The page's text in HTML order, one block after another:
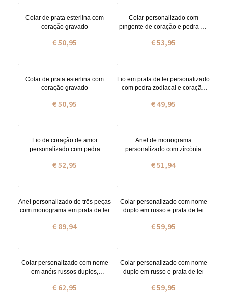
Colar de prata esterlina com
coração gravado
€ 50,95
Colar personalizado com
pingente de coração e pedra de
banhado a ouro.
€ 53,95
Colar de prata esterlina com
coração gravado
€ 50,95
Fio em prata de lei personalizado
com pedra zodiacal e coração
€ 49,95
Fio de coração de amor
personalizado com pedra
€ 52,95
Anel de monograma
personalizado com zircónia
€ 51,94
Anel personalizado de três peças
com monograma em prata de lei
€ 89,94
Colar personalizado com nome
duplo em russo e prata de lei
€ 59,95
Colar personalizado com nome
em anéis russos duplos,
€ 62,95
Colar personalizado com nome
duplo em russo e prata de lei
€ 59,95